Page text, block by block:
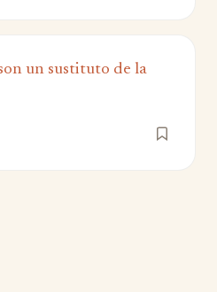
un sustituto de la